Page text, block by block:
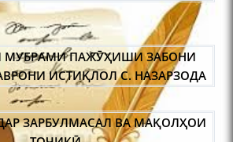
в Ташкенте о
МУБРАМИ ПАЖӮҲИШИ ЗАБОНИ
ИСТИҚЛОЛ С. НАЗАРЗОДА
ЗАРБУЛМАСАЛ ВА МАҚОЛҲОИ